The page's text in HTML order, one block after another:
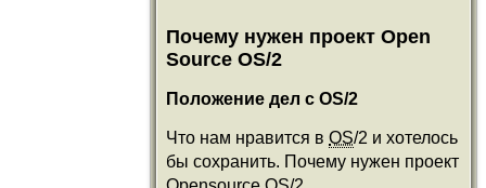
Почему нужен проект Open
Source OS/2
Положение дел с OS/2
Что нам нравится в OS/2 и хотелось
бы сохранить. Почему нужен проект